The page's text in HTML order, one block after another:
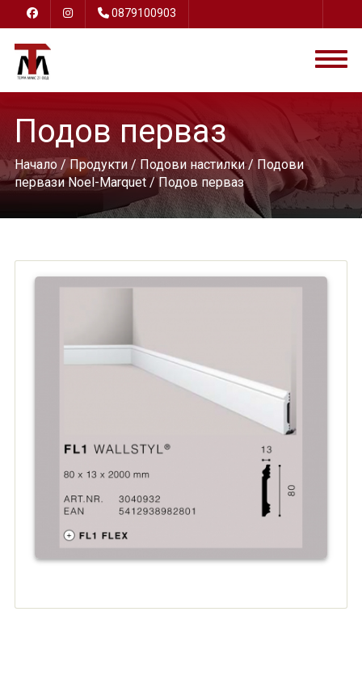
0879100903
Подов перваз
Начало/ Продукти/ Подови настилки/ Подови
первази Noel-Marquet/ Подов перваз